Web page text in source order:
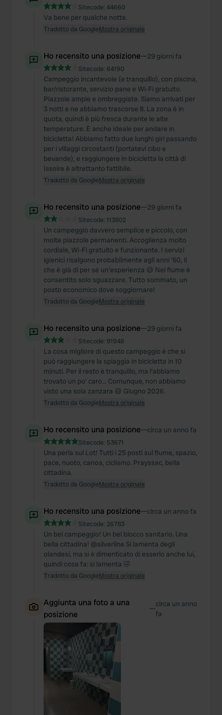
Sitecode: 44660
Va bene per qualche notte.
Tradotto da GoogleMostra originale
Ho recensito una posizione—29 giorni fa
Sitecode: 64190
Campeggio incantevole (e tranquillo), con piscina,
bar/ristorante, servizio pane e Wi-Fi gratuito.
Piazzole ampie e ombreggiate. Siamo arrivati per
3 notti e ne abbiamo trascorse 8. La zona è in
quota, quindi è più fresca durante le alte
temperature. È anche ideale per andare in
bicicletta! Abbiamo fatto due lunghi giri passando
per i villaggi circostanti (portatevi cibo e
bevande), e raggiungere in bicicletta la città di
Issoire è altrettanto fattibile.
Tradotto da GoogleMostra originale
Ho recensito una posizione—29 giorni fa
Sitecode: 113802
Un campeggio davvero semplice e piccolo, con
molte piazzole permanenti. Accoglienza molto
cordiale, Wi-Fi gratuito e funzionante. I servizi
igienici risalgono probabilmente agli anni '60, il
che è già di per sé un'esperienza 😅 Nel fiume è
consentito solo sguazzare. Tutto sommato, un
posto economico dove soggiornare!
Tradotto da GoogleMostra originale
Ho recensito una posizione—29 giorni fa
Sitecode: 91948
La cosa migliore di questo campeggio è che si
può raggiungere la spiaggia in bicicletta in 10
minuti. Per il resto è tranquillo, ma l'abbiamo
trovato un po' caro... Comunque, non abbiamo
visto una sola zanzara 😄 Giugno 2026.
Tradotto da GoogleMostra originale
Ho recensito una posizione—circa un anno fa
Sitecode: 53671
Una perla sul Lot! Tutti i 25 posti sul fiume, spazio,
pace, nuoto, canoa, ciclismo. Prayssac, bella
cittadina.
Tradotto da GoogleMostra originale
Ho recensito una posizione—circa un anno fa
Sitecode: 26783
Un bel campeggio! Un bel blocco sanitario. Una
bella cittadina! @silverline Si lamenta degli
olandesi, ma si è dimenticato di esserlo anche lui,
quindi cosa fa: si lamenta 🤣
Tradotto da GoogleMostra originale
Aggiunta una foto a una
posizione
—circa un anno
fa